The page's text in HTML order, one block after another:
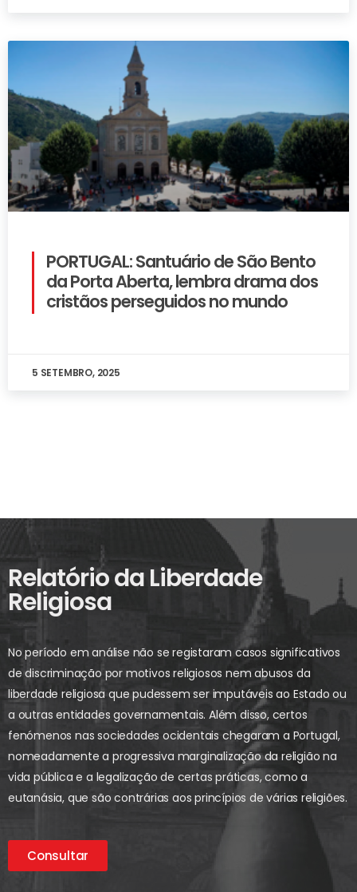
PORTUGAL: Santuário de São Bento
da Porta Aberta, lembra drama dos
cristãos perseguidos no mundo
5 SETEMBRO, 2025
Relatório da Liberdade
Religiosa
No período em análise não se registaram casos significativos
de discriminação por motivos religiosos nem abusos da
liberdade religiosa que pudessem ser imputáveis ao Estado ou
a outras entidades governamentais. Além disso, certos
fenómenos nas sociedades ocidentais chegaram a Portugal,
nomeadamente a progressiva marginalização da religião na
vida pública e a legalização de certas práticas, como a
eutanásia, que são contrárias aos princípios de várias religiões.
Consultar